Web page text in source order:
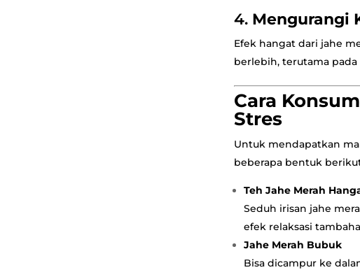
4. Mengurangi
Efek hangat dari jahe
berlebih, terutama
Cara
Stres
Untuk mendapatkan
beberapa bentuk
Teh Jahe Merah
Seduh irisan jahe
efek relaksasi
Jahe Merah Bubuk
Bisa dicampur ke